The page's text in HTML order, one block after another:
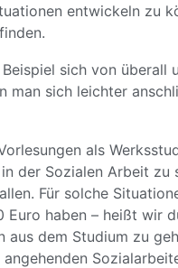
entwickeln zu
sich von überall
sich leichter
als
der Sozialen Arbeit zu
Für solche
haben – heißt wir
dem Studium zu